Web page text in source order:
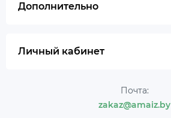
Дополнительно
Личный кабинет
Почта:
zakaz@amaiz.by